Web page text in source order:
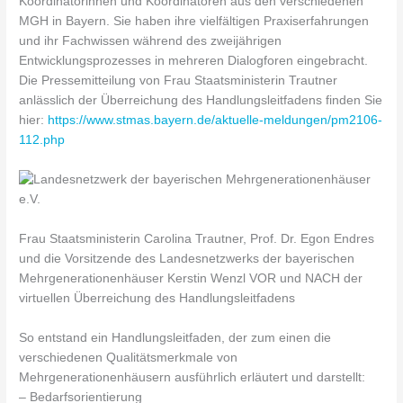
MGH in Bayern. Sie haben ihre vielfältigen Praxiserfahrungen
und ihr Fachwissen während des zweijährigen
Entwicklungsprozesses in mehreren Dialogforen eingebracht.
Die Pressemitteilung von Frau Staatsministerin Trautner
anlässlich der Überreichung des Handlungsleitfadens finden Sie
hier: https://www.stmas.bayern.de/aktuelle-meldungen/pm2106-
112.php
Frau Staatsministerin Carolina Trautner, Prof. Dr. Egon Endres
und die Vorsitzende des Landesnetzwerks der bayerischen
Mehrgenerationenhäuser Kerstin Wenzl VOR und NACH der
virtuellen Überreichung des Handlungsleitfadens
So entstand ein Handlungsleitfaden, der zum einen die
verschiedenen Qualitätsmerkmale von
Mehrgenerationenhäusern ausführlich erläutert und darstellt:
– Bedarfsorientierung